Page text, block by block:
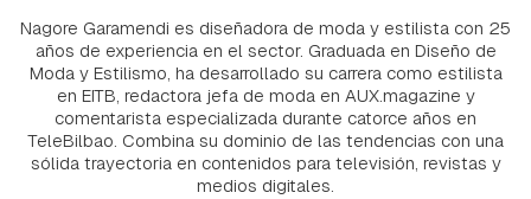
Nagore Garamendi es diseñadora de moda y estilista con 25
años de experiencia en el sector. Graduada en Diseño de
Moda y Estilismo, ha desarrollado su carrera como estilista
en EITB, redactora jefa de moda en AUX.magazine y
comentarista especializada durante catorce años en
TeleBilbao. Combina su dominio de las tendencias con una
sólida trayectoria en contenidos para televisión, revistas y
medios digitales.